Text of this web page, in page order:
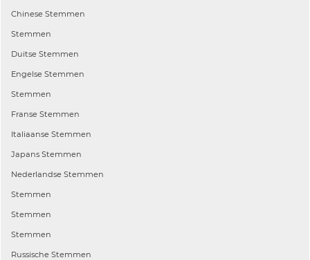
Chinese Stemmen
Stemmen
Duitse Stemmen
Engelse Stemmen
Stemmen
Franse Stemmen
Italiaanse Stemmen
Japans Stemmen
Nederlandse Stemmen
Stemmen
Stemmen
Stemmen
Russische Stemmen